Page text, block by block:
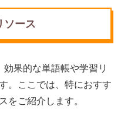
ソース
果的な単語帳や学習リ
。ここでは、特におすす
をご紹介します。